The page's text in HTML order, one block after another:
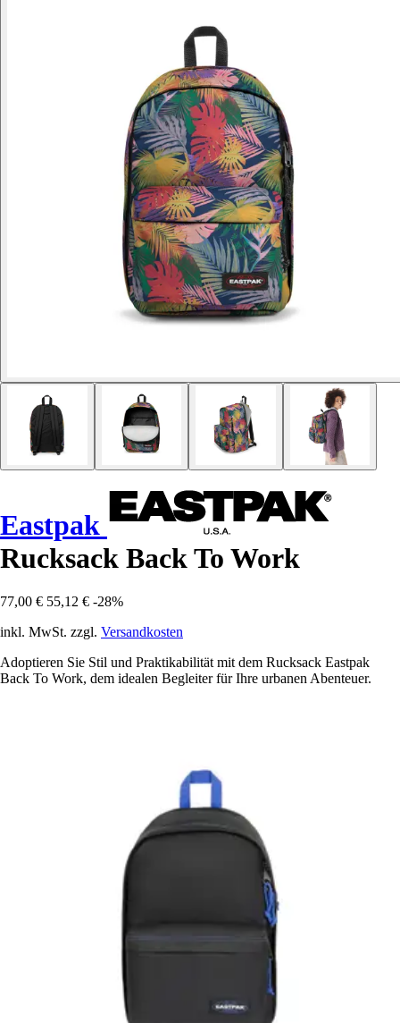
Eastpak
Rucksack Back To Work
77,00 € 55,12 € -28%
inkl. MwSt. zzgl. Versandkosten
Adoptieren Sie Stil und Praktikabilität mit dem Rucksack Eastpak
Back To Work, dem idealen Begleiter für Ihre urbanen Abenteuer.